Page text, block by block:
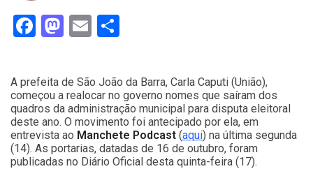
Facebook
Mastodon
Email
A prefeita de São João da Barra, Carla Caputi (União),
começou a realocar no governo nomes que saíram dos
quadros da administração municipal para disputa eleitoral
deste ano. O movimento foi antecipado por ela, em
entrevista ao Manchete Podcast (aqui) na última segunda
(14). As portarias, datadas de 16 de outubro, foram
publicadas no Diário Oficial desta quinta-feira (17).